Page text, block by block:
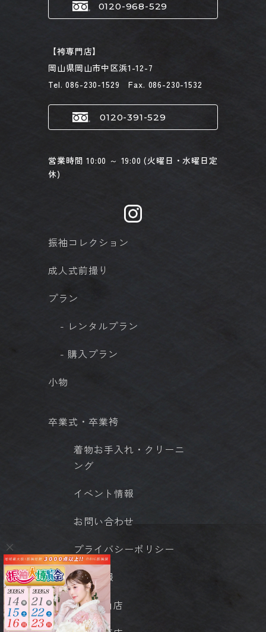
0120-968-529
【袴専門店】
岡山県岡山市中区浜1-12-7
Tel. 086-230-1529 Fax. 086-230-1532
0120-391-529
営業時間 10:00 ～ 19:00 (火曜日・水曜日定
休)
振袖コレクション
成人式前撮り
プラン
- レンタルプラン
- 購入プラン
小物
卒業式・卒業袴
着物お手入れ・クリーニ
ング
イベント情報
お問い合わせ
プライバシーポリシー
店舗情報
- 岡山店